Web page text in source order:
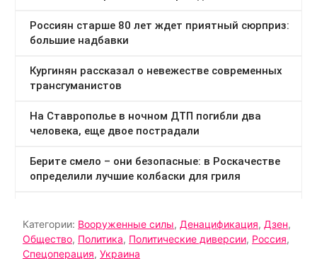
Категории: Вооруженные силы, Денацификация, Дзен,
Общество, Политика, Политические диверсии, Россия,
Спецоперация, Украина